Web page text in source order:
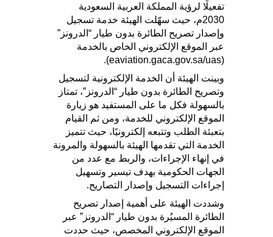
تفعيلًا لرؤية المملكة العربية السعودية
2030م، حيث سهّلت الهيئة خدمة تسجيل
وإصدار تصريح الطائرة بدون طيار “الدرونز”
عبر الموقع الإلكتروني الخاص بالخدمة
(eaviation.gaca.gov.sa/uas).
وبينت الهيئة أن الخدمة الإلكترونية لتسجيل
وتصريح الطائرة بدون طيار “الدرونز”، تمتاز
بالسهولة فكل ما على المستفيد هو زيارة
الموقع الإلكتروني للخدمة، ومن ثم القيام
بتعبئة الطلب وتتبعه إلكترونيًا، حيث تتميز
الخدمة التي تقدمها الهيئة بالسهولة والمرونة
في إنهاء الإجراءات، والربط مع عدد من
الجهات الحكومية بهدف تيسير وتسهيل
إجراءات التسجيل وإصدار التصاريح.
وشددت الهيئة على أهمية إصدار تصريح
الطائرة المسيُرة بدون طيار “الدرونز” عبر
الموقع الإلكتروني المخصص، حيث حددت